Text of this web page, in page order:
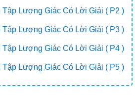
Lượng Giác Có Lời Giải ( P2 )
Lượng Giác Có Lời Giải ( P3 )
Lượng Giác Có Lời Giải ( P4 )
Lượng Giác Có Lời Giải ( P5 )